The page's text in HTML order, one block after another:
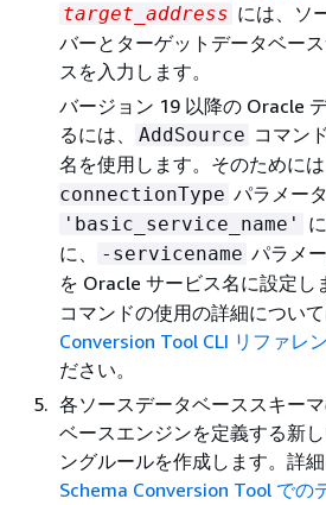
target_address には、ソ
バーとターゲットデータベー
スを入力します。
バージョン 19 以降の Oracle
るには、
AddSource コマン
名を使用します。そのためには
connectionType パラメー
'basic_service_name'
に、
-servicename パラメ
を Oracle サービス名に設定し
コマンドの使用の詳細につい
Conversion Tool CLI リファレ
ださい。
各ソースデータベーススキー
ベースエンジンを定義する新
ングルールを作成します。詳
Schema Conversion Tool での